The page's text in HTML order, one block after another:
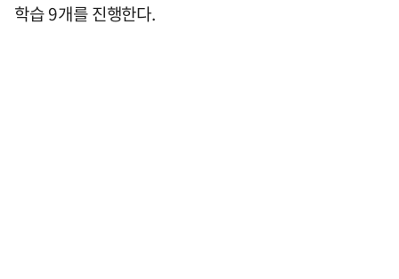
학습 9개를 진행한다.